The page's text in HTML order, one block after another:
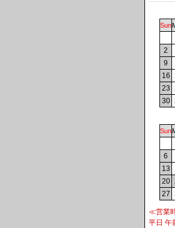
Sun
2
9
16
23
30
Sun
6
13
20
27
≪営業
平日 午